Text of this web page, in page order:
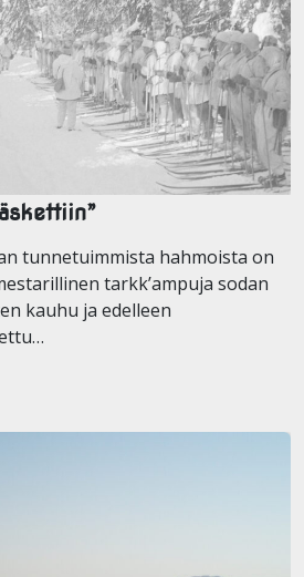
tunnetuimmista hahmoista on
tarkk’ampuja sodan
kauhu ja edelleen